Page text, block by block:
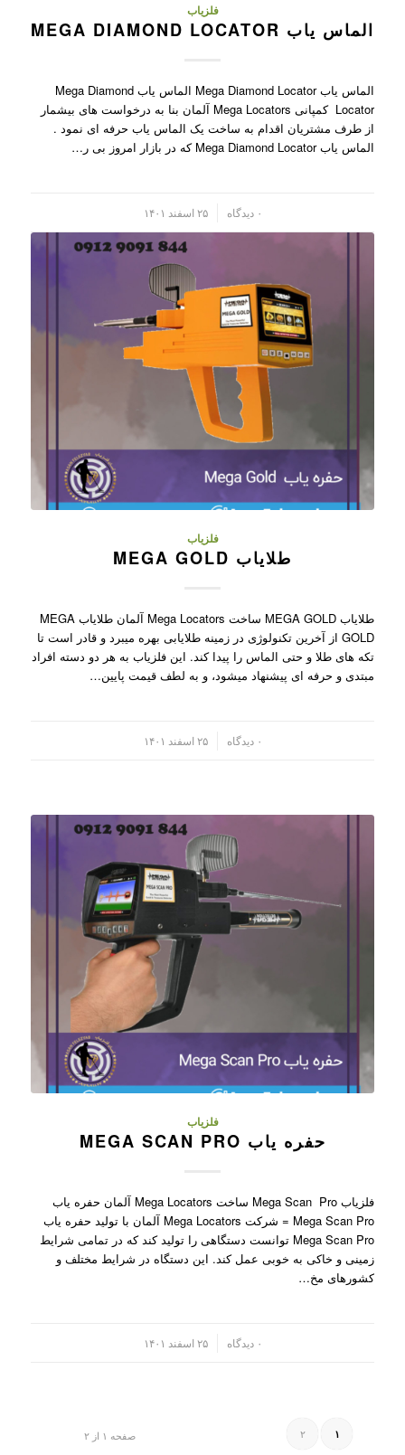
فلزیاب
الماس یاب MEGA DIAMOND LOCATOR
الماس یاب Mega Diamond Locator الماس یاب Mega Diamond
Locator کمپانی Mega Locators آلمان بنا به درخواست های بیشمار
از طرف مشتریان اقدام به ساخت یک الماس یاب حرفه ای نمود .
الماس یاب Mega Diamond Locator که در بازار امروز بی ر…
۰ دیدگاه ۲۵ اسفند ۱۴۰۱
فلزیاب
طلایاب MEGA GOLD
طلایاب MEGA GOLD ساخت Mega Locators آلمان طلایاب MEGA
GOLD از آخرین تکنولوژی در زمینه طلایابی بهره میبرد و قادر است تا
تکه های طلا و حتی الماس را پیدا کند. این فلزیاب به هر دو دسته افراد
مبتدی و حرفه ای پیشنهاد میشود، و به لطف قیمت پایین…
۰ دیدگاه ۲۵ اسفند ۱۴۰۱
فلزیاب
حفره یاب MEGA SCAN PRO
فلزیاب Mega Scan Pro ساخت Mega Locators آلمان حفره یاب
Mega Scan Pro = شرکت Mega Locators آلمان با تولید حفره یاب
Mega Scan Pro توانست دستگاهی را تولید کند که در تمامی شرایط
زمینی و خاکی به خوبی عمل کند. این دستگاه در شرایط مختلف و
کشورهای مخ…
۰ دیدگاه ۲۵ اسفند ۱۴۰۱
صفحه ۱ از ۲ ۱ ۲